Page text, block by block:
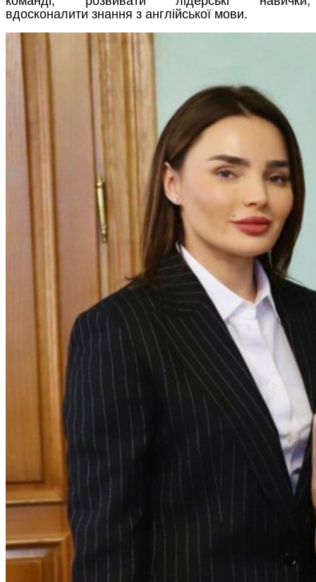
вдосконалити знання з англійської мови.